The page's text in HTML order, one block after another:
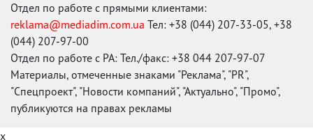
Отдел по работе с прямыми клиентами:
reklama@mediadim.com.ua Тел: +38 (044) 207-33-05, +38
(044) 207-97-00
Отдел по работе с РА: Тел./факс: +38 044 207-97-07
Материалы, отмеченные знаками "Реклама", "PR",
"Спецпроект", "Новости компаний", "Актуально", "Промо",
публикуются на правах рекламы
x